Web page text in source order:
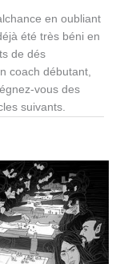
en oubliant
été très béni en
de dés
coach débutant,
vous des
suivants.